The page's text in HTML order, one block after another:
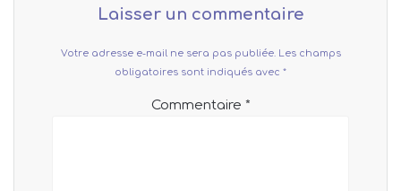
Laisser un commentaire
Votre adresse e-mail ne sera pas publiée.
Les champs
obligatoires sont indiqués avec *
Commentaire *